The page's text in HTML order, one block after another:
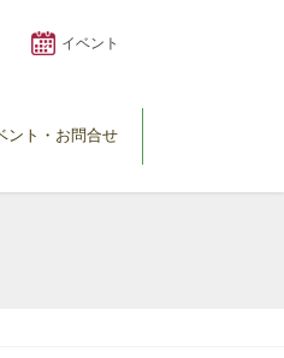
イベント
ント・お問合せ